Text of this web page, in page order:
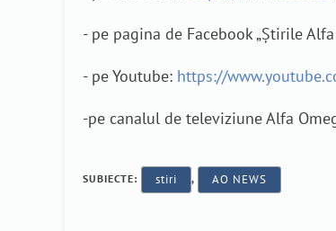
- pe pagina de Facebook „Știrile Alfa
- pe Youtube: https://
-pe canalul de televiziune Alfa
SUBIECTE: stiri , AO NEWS